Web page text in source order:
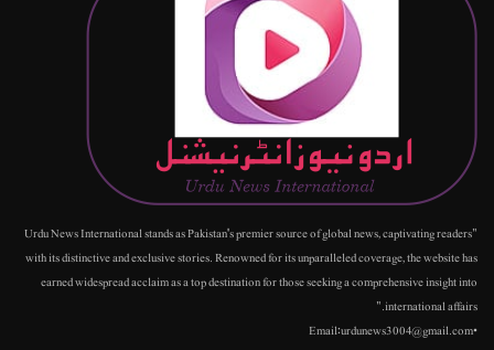
"Urdu News International stands as Pakistan's premier source of global news, captivating readers
with its distinctive and exclusive stories. Renowned for its unparalleled coverage, the website has
earned widespread acclaim as a top destination for those seeking a comprehensive insight into
international affairs."
•Email:urdunews3004@gmail.com